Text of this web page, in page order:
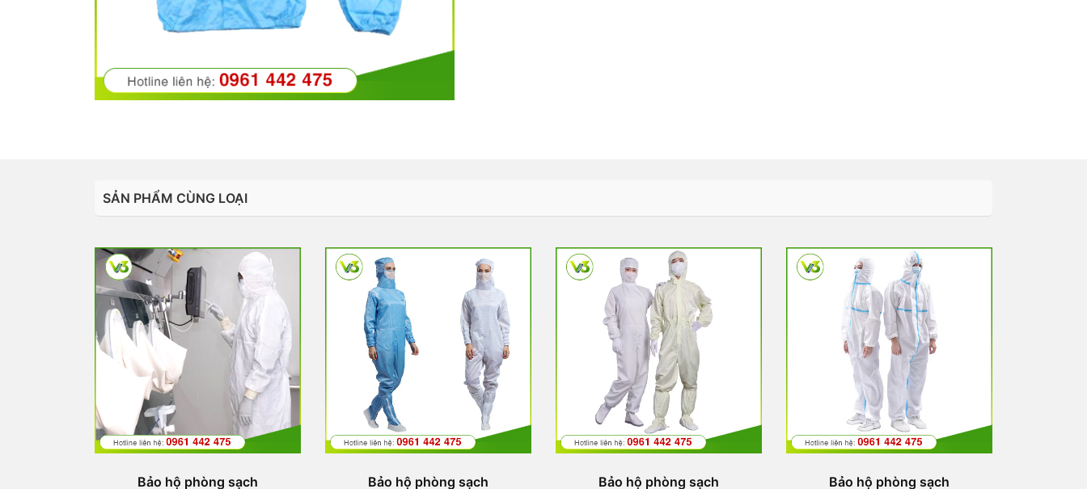
SẢN PHẨM CÙNG LOẠI
Bảo hộ phòng sạch
Bảo hộ phòng sạch
Bảo hộ phòng sạch
Bảo hộ phòng sạch